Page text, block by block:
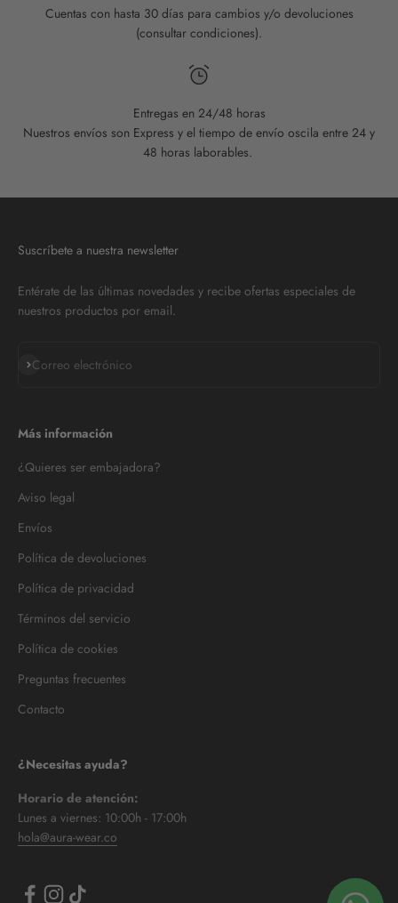
Cuentas con hasta 30 días para cambios y/o devoluciones
(consultar condiciones).
Entregas en 24/48 horas
Nuestros envíos son Express y el tiempo de envío oscila entre 24 y
48 horas laborables.
Suscríbete a nuestra newsletter
Entérate de las últimas novedades y recibe ofertas especiales de
nuestros productos por email.
Correo electrónico
Suscribirse
Más información
¿Quieres ser embajadora?
Aviso legal
Envíos
Política de devoluciones
Política de privacidad
Términos del servicio
Política de cookies
Preguntas frecuentes
Contacto
¿Necesitas ayuda?
Horario de atención:
Lunes a viernes: 10:00h - 17:00h
hola@aura-wear.co